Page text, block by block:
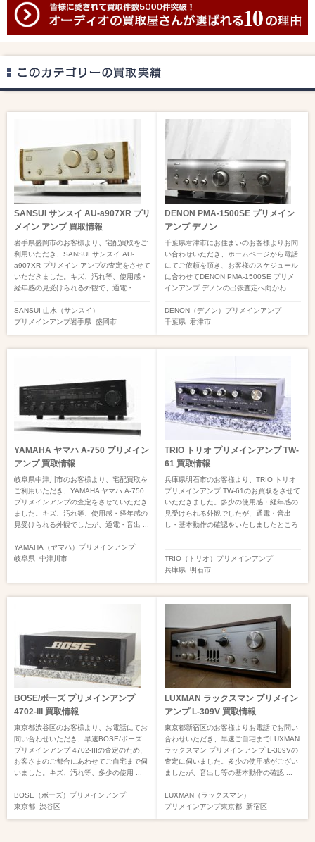
SANSUI サンスイ AU-a907XR プリ
メイン アンプ 買取情報
岩手県盛岡市のお客様より、宅配買取をご
利用いただき、SANSUI サンスイ AU-
a907XR プリメイン アンプの査定をさせて
いただきました。キズ、汚れ等、使用感・
経年感の見受けられる外観で、通電・ ...
SANSUI 山水（サンスイ）
プリメインアンプ岩手県 盛岡市
DENON PMA-1500SE プリメイン
アンプ デノン
千葉県君津市にお住まいのお客様よりお問
い合わせいただき、ホームページから電話
にてご依頼を頂き、お客様のスケジュール
に合わせてDENON PMA-1500SE プリメ
インアンプ デノンの出張査定へ向かわ ...
DENON（デノン） プリメインアンプ
千葉県 君津市
YAMAHA ヤマハ A-750 プリメイン
アンプ 買取情報
岐阜県中津川市のお客様より、宅配買取を
ご利用いただき、YAMAHA ヤマハ A-750
プリメインアンプの査定をさせていただき
ました。キズ、汚れ等、使用感・経年感の
見受けられる外観でしたが、通電・音出 ...
YAMAHA（ヤマハ） プリメインアンプ
岐阜県 中津川市
TRIO トリオ プリメインアンプ TW-
61 買取情報
兵庫県明石市のお客様より、TRIO トリオ
プリメインアンプ TW-61のお買取をさせて
いただきました。多少の使用感・経年感の
見受けられる外観でしたが、通電・音出
し・基本動作の確認をいたしましたところ
TRIO（トリオ） プリメインアンプ
兵庫県 明石市
BOSE/ボーズ プリメインアンプ
4702-III 買取情報
東京都渋谷区のお客様より、お電話にてお
問い合わせいただき、早速BOSE/ボーズ
プリメインアンプ 4702-IIIの査定のため、
お客さまのご都合にあわせてご自宅まで伺
いました。キズ、汚れ等、多少の使用 ...
BOSE（ボーズ） プリメインアンプ
東京都 渋谷区
LUXMAN ラックスマン プリメイン
アンプ L-309V 買取情報
東京都新宿区のお客様よりお電話でお問い
合わせいただき、早速ご自宅までLUXMAN
ラックスマン プリメインアンプ L-309Vの
査定に伺いました。多少の使用感がござい
ましたが、音出し等の基本動作の確認 ...
LUXMAN（ラックスマン）
プリメインアンプ東京都 新宿区